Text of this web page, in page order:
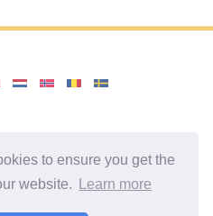
to ensure you get the
website.
Learn more
und Rezepte für eine
für das Gehirn.